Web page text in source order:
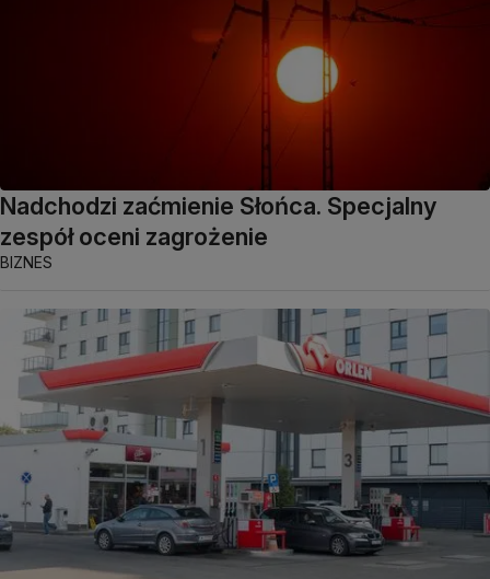
Nadchodzi zaćmienie Słońca. Specjalny
zespół oceni zagrożenie
BIZNES